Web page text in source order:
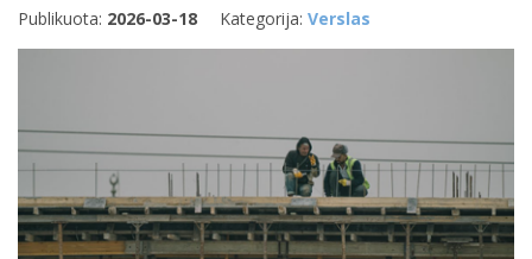
Publikuota: 2026-03-18 Kategorija: Verslas